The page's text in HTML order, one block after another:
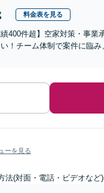
料金表を見る
400件超】空家対策・事
！チーム体制で案件に臨
ーを見る
法(対面・電話・ビデオなど